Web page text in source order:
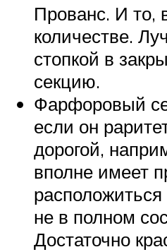
Прованс. И то,
количестве.
стопкой в
секцию.
Фарфоровый
если он
дорогой,
вполне имеет
не в полном
Достаточно